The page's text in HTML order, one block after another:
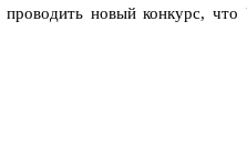
новый конкурс,